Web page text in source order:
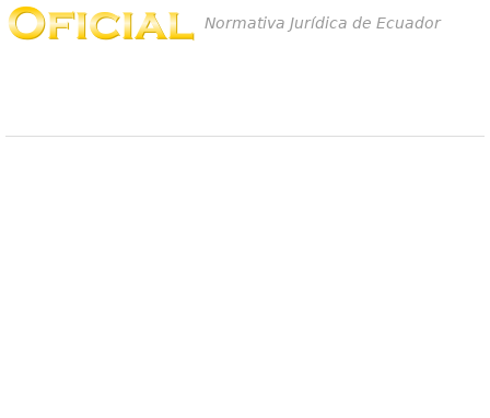
Normativa Jurídica de Ecuador